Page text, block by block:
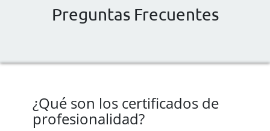
Preguntas Frecuentes
¿Qué son los certificados de
profesionalidad?